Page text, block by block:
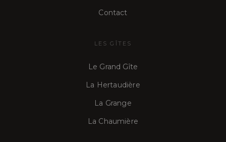
Contact
LES GÎTES
Le Grand Gîte
La Hertaudière
La Grange
La Chaumière